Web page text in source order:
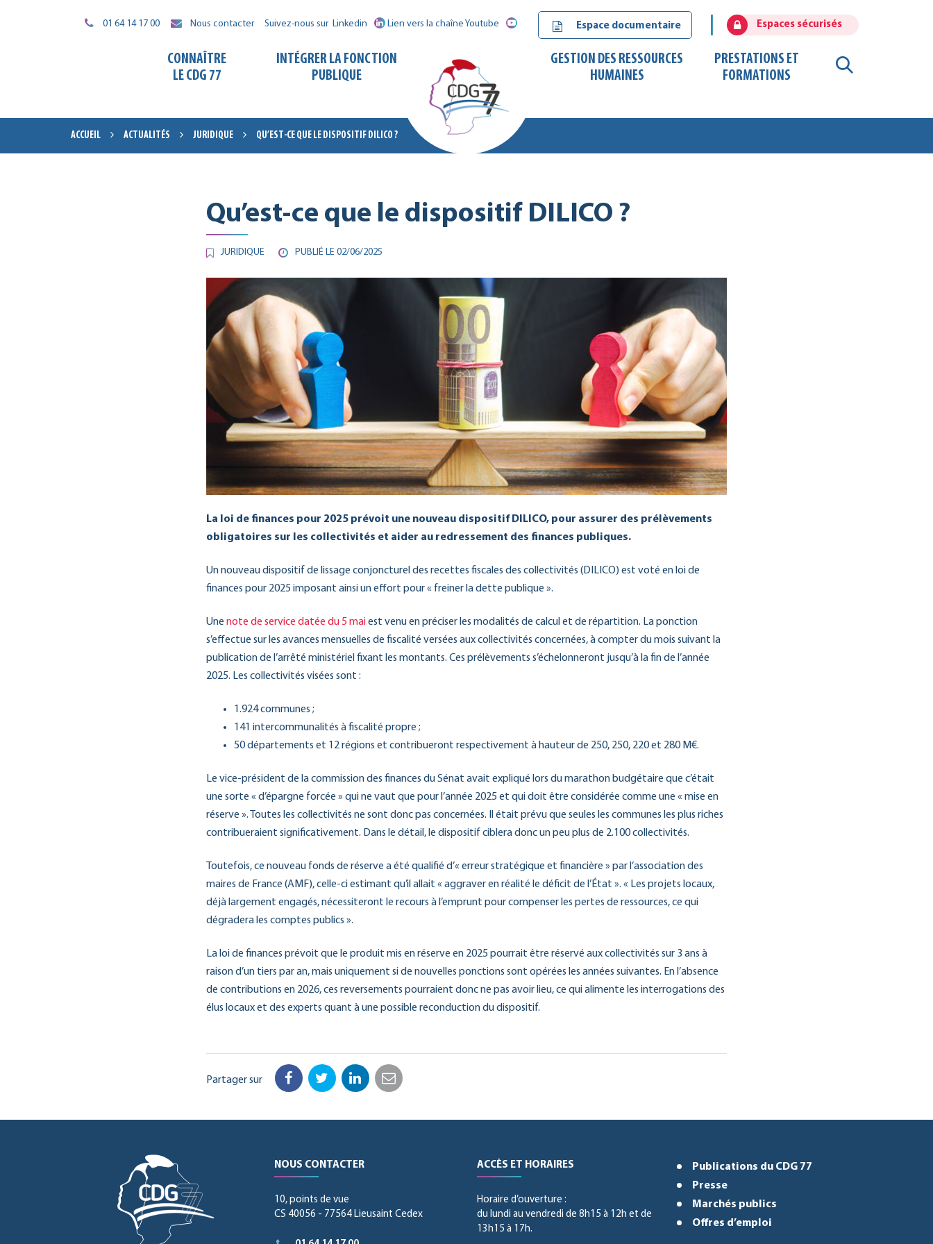
01 64 14 17 00 Nous contacter Suivez-nous sur Linkedin Lien vers la chaîne Youtube Espace documentaire Espaces sécurisés
CDG
CONNAÎTRE
LE CDG 77
INTÉGRER LA FONCTION
PUBLIQUE
GESTION DES RESSOURCES
HUMAINES
PRESTATIONS ET
FORMATIONS
ACCUEIL ACTUALITÉS JURIDIQUE QU’EST-CE QUE LE DISPOSITIF DILICO ?
Qu’est-ce que le dispositif DILICO ?
JURIDIQUE PUBLIÉ LE 02/06/2025
La loi de finances pour 2025 prévoit une nouveau dispositif DILICO, pour assurer des prélèvements
obligatoires sur les collectivités et aider au redressement des finances publiques.
Un nouveau dispositif de lissage conjoncturel des recettes fiscales des collectivités (DILICO) est voté en loi de
finances pour 2025 imposant ainsi un effort pour « freiner la dette publique ».
Une note de service datée du 5 maiest venu en préciser les modalités de calcul et de répartition. La ponction
s’effectue sur les avances mensuelles de fiscalité versées aux collectivités concernées, à compter du mois suivant la
publication de l’arrêté ministériel fixant les montants. Ces prélèvements s’échelonneront jusqu’à la fin de l’année
2025. Les collectivités visées sont :
1.924 communes ;
141 intercommunalités à fiscalité propre ;
50 départements et 12 régions et contribueront respectivement à hauteur de 250, 250, 220 et 280 M€.
Le vice-président de la commission des finances du Sénat avait expliqué lors du marathon budgétaire que c’était
une sorte « d’épargne forcée » qui ne vaut que pour l’année 2025 et qui doit être considérée comme une « mise en
réserve ». Toutes les collectivités ne sont donc pas concernées. Il était prévu que seules les communes les plus riches
contribueraient significativement. Dans le détail, le dispositif ciblera donc un peu plus de 2.100 collectivités.
Toutefois, ce nouveau fonds de réserve a été qualifié d’« erreur stratégique et financière » par l’association des
maires de France (AMF), celle-ci estimant qu’il allait « aggraver en réalité le déficit de l’État ». « Les projets locaux,
déjà largement engagés, nécessiteront le recours à l’emprunt pour compenser les pertes de ressources, ce qui
dégradera les comptes publics ».
La loi de finances prévoit que le produit mis en réserve en 2025 pourrait être réservé aux collectivités sur 3 ans à
raison d’un tiers par an, mais uniquement si de nouvelles ponctions sont opérées les années suivantes. En l’absence
de contributions en 2026, ces reversements pourraient donc ne pas avoir lieu, ce qui alimente les interrogations des
élus locaux et des experts quant à une possible reconduction du dispositif.
Partager sur Facebook
TwitterLinkedIn
Email
NOUS CONTACTER
10, points de vue
CS 40056 - 77564 Lieusaint Cedex
ACCÈS ET HORAIRES
Horaire d’ouverture :
du lundi au vendredi de 8h15 à 12h et de
13h15 à 17h.
Publications du CDG 77
Presse
Marchés publics
Offres d’emploi